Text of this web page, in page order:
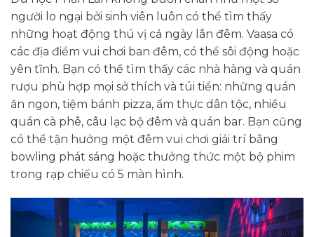
người lo ngại bởi sinh viên luôn có thể tìm thấy
những hoạt động thú vị cả ngày lẫn đêm. Vaasa có
các địa điểm vui chơi ban đêm, có thể sôi động hoặc
yên tĩnh. Bạn có thể tìm thấy các nhà hàng và quán
rượu phù hợp mọi sở thích và túi tiền: những quán
ăn ngon, tiệm bánh pizza, ẩm thực dân tộc, nhiều
quán cà phê, câu lạc bộ đêm và quán bar. Bạn cũng
có thể tận hưởng một đêm vui chơi giải trí bằng
bowling phát sáng hoặc thưởng thức một bộ phim
trong rạp chiếu có 5 màn hình.